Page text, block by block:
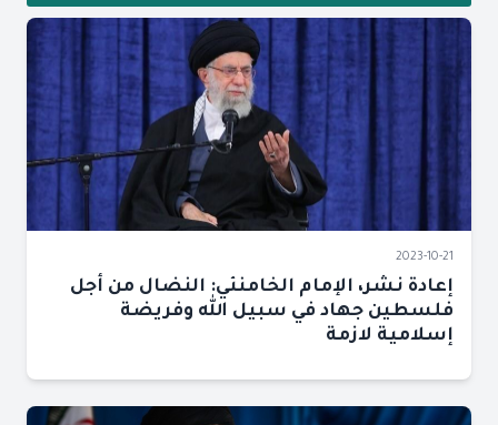
2023-10-21
إعادة نشر، الإمام الخامنئي: النضال من أجل
فلسطين جهاد في سبيل الله وفريضة
إسلامية لازمة